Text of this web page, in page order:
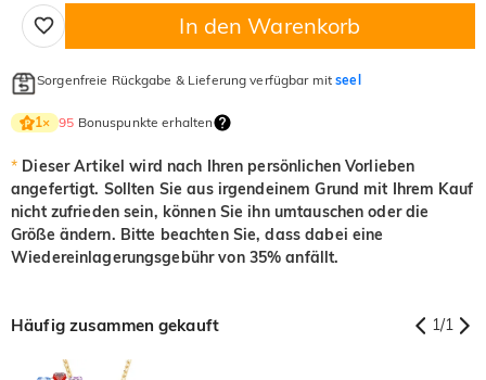
In den Warenkorb
Sorgenfreie Rückgabe & Lieferung verfügbar mitseel
1× 95 Bonuspunkte erhalten
* Dieser Artikel wird nach Ihren persönlichen Vorlieben
angefertigt. Sollten Sie aus irgendeinem Grund mit Ihrem Kauf
nicht zufrieden sein, können Sie ihn umtauschen oder die
Größe ändern. Bitte beachten Sie, dass dabei eine
Wiedereinlagerungsgebühr von 35% anfällt.
Häufig zusammen gekauft 1/1